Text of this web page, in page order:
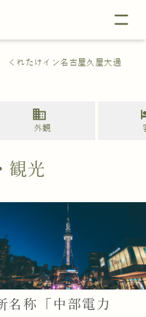
くれたけイン名古屋久屋大通
business
外観
観光
名称「中部電力